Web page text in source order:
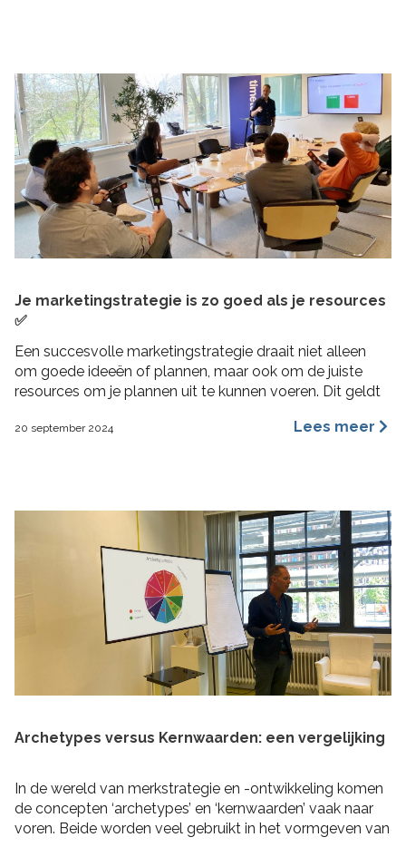
Je marketingstrategie is zo goed als je resources
✅
Een succesvolle marketingstrategie draait niet alleen
om goede ideeën of plannen, maar ook om de juiste
resources om je plannen uit te kunnen voeren. Dit geldt
kunnen zijn en efficiëntie cruciaal is. In deze blogpost 4
intern maken dat je dit gaat waarmaken!
20 september 2024 Lees meer
Archetypes versus Kernwaarden: een vergelijking
In de wereld van merkstrategie en -ontwikkeling komen
de concepten ‘archetypes’ en ‘kernwaarden’ vaak naar
voren. Beide worden veel gebruikt in het vormgeven van